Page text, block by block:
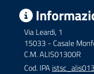
Via Leardi, 1
15033 - Casale
C.M. ALIS01300R
Cod. IPA